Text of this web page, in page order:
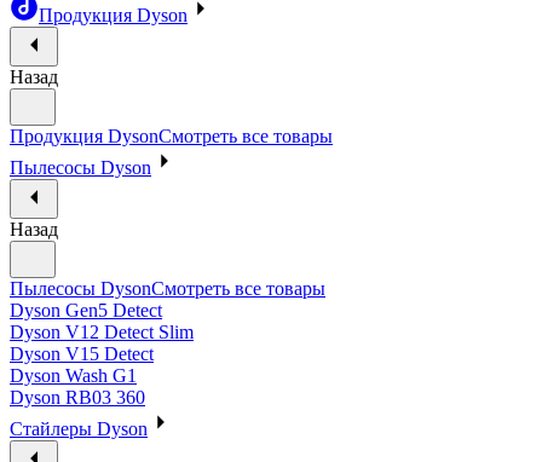
Продукция Dyson
Назад
Продукция DysonСмотреть все товары
Пылесосы Dyson
Назад
Пылесосы DysonСмотреть все товары
Dyson Gen5 Detect
Dyson V12 Detect Slim
Dyson V15 Detect
Dyson Wash G1
Dyson RB03 360
Стайлеры Dyson